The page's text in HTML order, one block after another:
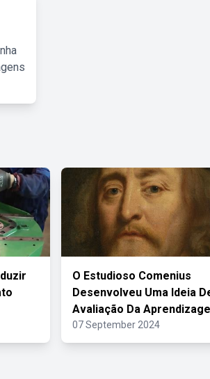
O Estudioso Comenius
Desenvolveu Uma Ideia
Avaliação Da
07 September 2024